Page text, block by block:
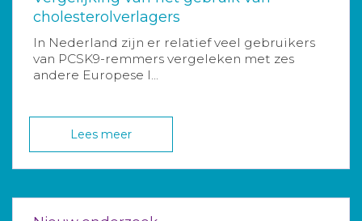
cholesterolverlagers
In Nederland zijn er relatief veel gebruikers
van PCSK9-remmers vergeleken met zes
andere Europese l...
Lees meer